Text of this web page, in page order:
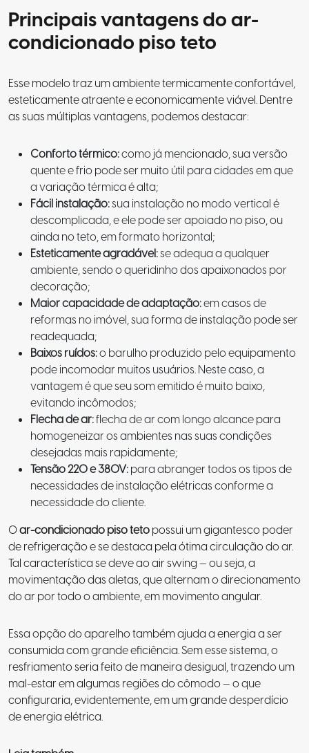
Principais vantagens do ar-
condicionado piso teto
Esse modelo traz um ambiente termicamente confortável,
esteticamente atraente e economicamente viável. Dentre
as suas múltiplas vantagens, podemos destacar:
Conforto térmico:como já mencionado, sua versão
quente e frio pode ser muito útil para cidades em que
a variação térmica é alta;
Fácil instalação:sua instalação no modo vertical é
descomplicada, e ele pode ser apoiado no piso, ou
ainda no teto, em formato horizontal;
Esteticamente agradável:se adequa a qualquer
ambiente, sendo o queridinho dos apaixonados por
decoração;
Maior capacidade de adaptação:em casos de
reformas no imóvel, sua forma de instalação pode ser
readequada;
Baixos ruídos:o barulho produzido pelo equipamento
pode incomodar muitos usuários. Neste caso, a
vantagem é que seu som emitido é muito baixo,
evitando incômodos;
Flecha de ar:flecha de ar com longo alcance para
homogeneizar os ambientes nas suas condições
desejadas mais rapidamente;
Tensão 220 e 380V:para abranger todos os tipos de
necessidades de instalação elétricas conforme a
necessidade do cliente.
Oar-condicionado piso tetopossui um gigantesco poder
de refrigeração e se destaca pela ótima circulação do ar.
Tal característica se deve ao air swing — ou seja, a
movimentação das aletas, que alternam o direcionamento
do ar por todo o ambiente, em movimento angular.
Essa opção do aparelho também ajuda a energia a ser
consumida com grande eficiência. Sem esse sistema, o
resfriamento seria feito de maneira desigual, trazendo um
mal-estar em algumas regiões do cômodo — o que
configuraria, evidentemente, em um grande desperdício
de energia elétrica.